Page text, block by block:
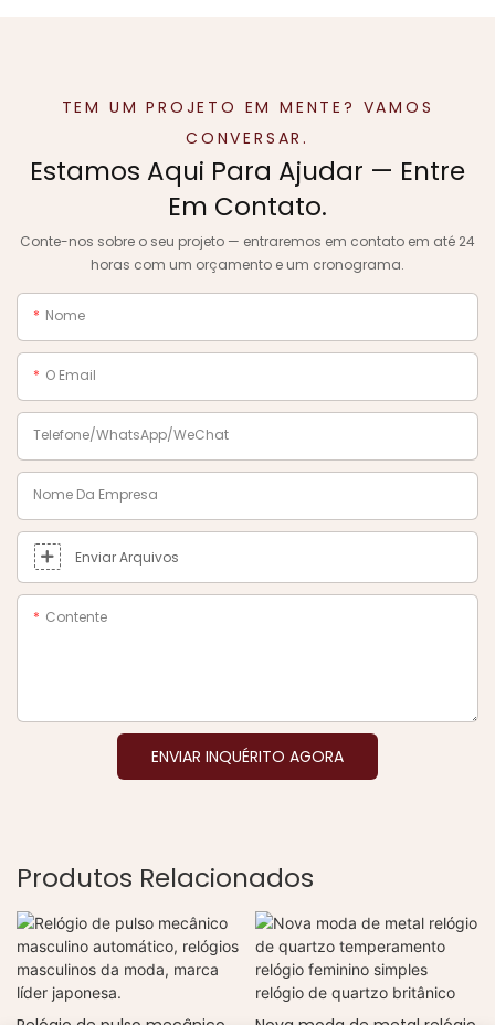
TEM UM PROJETO EM MENTE? VAMOS
CONVERSAR.
Estamos Aqui Para Ajudar — Entre
Em Contato.
Conte-nos sobre o seu projeto — entraremos em contato em até 24
horas com um orçamento e um cronograma.
Nome
O Email
Telefone/WhatsApp/WeChat
Nome Da Empresa
Enviar Arquivos
Contente
ENVIAR INQUÉRITO AGORA
Produtos Relacionados